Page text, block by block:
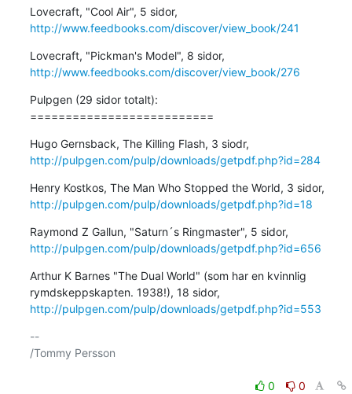
http://www.feedbooks.com/discover/view_book/241
http://www.feedbooks.com/discover/view_book/276
Pulpgen (29 sidor totalt):
==========================
http://pulpgen.com/pulp/downloads/getpdf.php?id=284
http://pulpgen.com/pulp/downloads/getpdf.php?id=18
http://pulpgen.com/pulp/downloads/getpdf.php?id=656
Arthur K Barnes "The Dual World" (som har en kvinnlig
http://pulpgen.com/pulp/downloads/getpdf.php?id=553
--
/Tommy Persson
0
0